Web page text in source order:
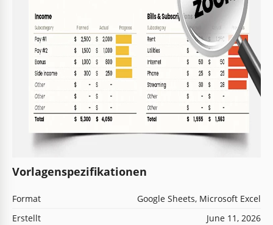
Vorlagenspezifikationen
Format
Google Sheets, Microsoft Excel
Erstellt
June 11, 2026